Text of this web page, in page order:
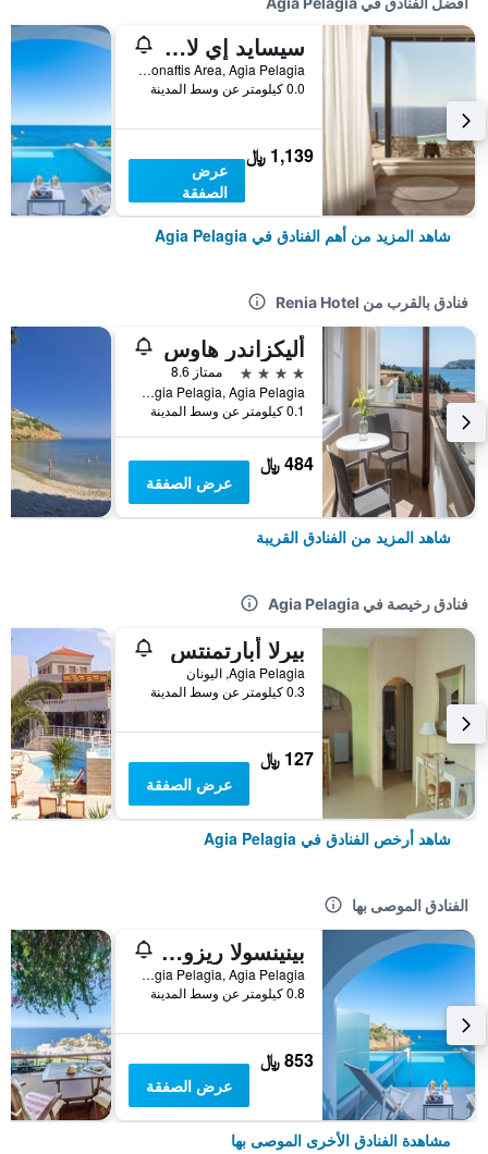
سيسايد إي لايف ستايل ريزورت امل جميع كلسدفات
Mononaftis Area, Agia Pelagia, اليونان
0.0 كيلومتر عن وسط المدينة
1,139 ﷼
عرض
الصفقة
شاهد المزيد من أهم الفنادق في Agia Pelagia
فنادق بالقرب من Renia Hotel
أليكزاندر هاوس
4 نجوم
ممتاز 8.6
Agia Pelagia, Agia Pelagia, اليونان
0.1 كيلومتر عن وسط المدينة
484 ﷼
عرض الصفقة
شاهد المزيد من الفنادق القريبة
فنادق رخيصة في Agia Pelagia
بيرلا أبارتمنتس
Agia Pelagia, اليونان
0.3 كيلومتر عن وسط المدينة
127 ﷼
عرض الصفقة
شاهد أرخص الفنادق في Agia Pelagia
الفنادق الموصى بها
بينينسولا ريزورت آند سبا -سشامامل جميع الخدمات
Agia Pelagia, Agia Pelagia, اليونان
0.8 كيلومتر عن وسط المدينة
853 ﷼
عرض الصفقة
مشاهدة الفنادق الأخرى الموصى بها